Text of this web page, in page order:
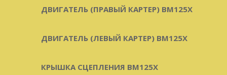
ДВИГАТЕЛЬ (ПРАВЫЙ КАРТЕР) BM125X
ДВИГАТЕЛЬ (ЛЕВЫЙ КАРТЕР) BM125X
КРЫШКА СЦЕПЛЕНИЯ BM125X